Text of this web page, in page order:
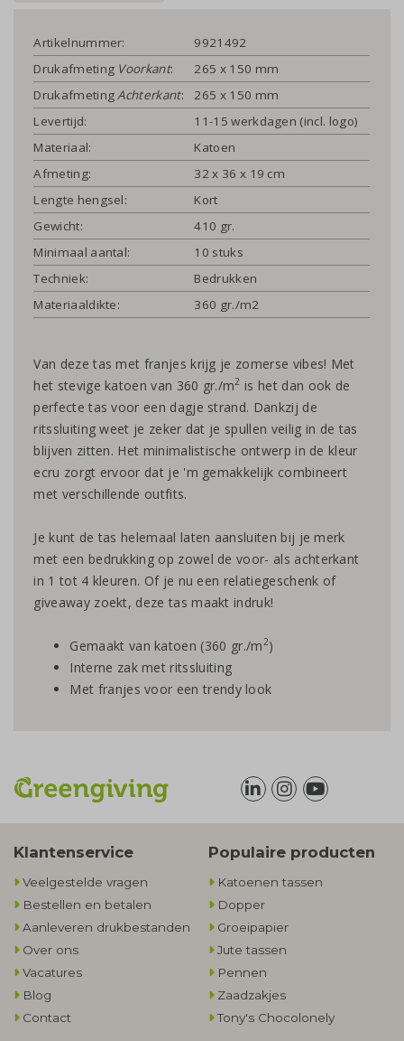
Artikelnummer:
9921492
Drukafmeting Voorkant:
265 x 150 mm
Drukafmeting Achterkant:
265 x 150 mm
Levertijd:
11-15 werkdagen (incl. logo)
Materiaal:
Katoen
Afmeting:
32 x 36 x 19 cm
Lengte hengsel:
Kort
Gewicht:
410 gr.
Minimaal aantal:
10 stuks
Techniek:
Bedrukken
Materiaaldikte:
360 gr./m2
Van deze tas met franjes krijg je zomerse vibes! Met
het stevige katoen van 360 gr./m2 is het dan ook de
perfecte tas voor een dagje strand. Dankzij de
ritssluiting weet je zeker dat je spullen veilig in de tas
blijven zitten. Het minimalistische ontwerp in de kleur
ecru zorgt ervoor dat je 'm gemakkelijk combineert
met verschillende outfits.
Je kunt de tas helemaal laten aansluiten bij je merk
met een bedrukking op zowel de voor- als achterkant
in 1 tot 4 kleuren. Of je nu een relatiegeschenk of
giveaway zoekt, deze tas maakt indruk!
Gemaakt van katoen (360 gr./m2)
Interne zak met ritssluiting
Met franjes voor een trendy look
Klantenservice
Veelgestelde vragen
Bestellen en betalen
Aanleveren drukbestanden
Over ons
Vacatures
Blog
Contact
Populaire producten
Katoenen tassen
Dopper
Groeipapier
Jute tassen
Pennen
Zaadzakjes
Tony's Chocolonely